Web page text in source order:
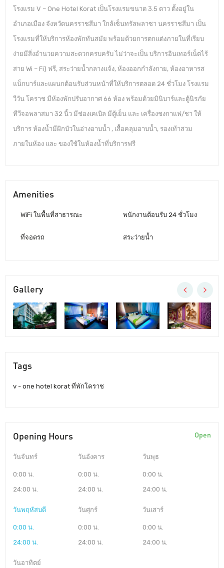
โรงแรม V – One Hotel Korat เป็นโรงแรมขนาด 3.5 ดาว ตั้งอยู่ใน
อำเภอเมือง จังหวัดนครราชสีมา ใกล้เซ็นทรัลพลาซา นครราชสีมา เป็น
โรงแรมที่ให้บริการห้องพักทันสมัย พร้อมด้วยการตกแต่งภายในที่เรียบ
ง่ายมีสิ่งอำนวยความสะดวกครบครับ ไม่ว่าจะเป็น บริการอินเทอร์เน็ตไร้
สาย Wi – Fi) ฟรี, สระว่ายน้ำกลางแจ้ง, ห้องออกกำลังกาย, ห้องอาหารส
แน็กบาร์และแผนกต้อนรับส่วนหน้าที่ให้บริการตลอด 24 ชั่วโมง โรงแรม
วีวัน โคราช มีห้องพักปรับอากาศ 66 ห้อง พร้อมด้วยมินิบาร์และตู้นิรภัย
ทีวีจอพลาสมา 32 นิ้ว มีช่องเคเบิล มีตู้เย็น และ เครื่องชงกาแฟ/ชา ให้
บริการ ห้องน้ำมีฝักบัวในอ่างอาบน้ำ , เสื้อคลุมอาบน้ำ, รองเท้าสวม
ภายในห้อง และ ของใช้ในห้องน้ำที่บริการฟรี
Amenities
WiFi ในพื้นที่สาธารณะ
ที่จอดรถ
พนักงานต้อนรับ 24 ชั่วโมง
สระว่ายน้ำ
Gallery
Tags
v - one hotel korat ที่พักโคราช
Opening Hours Open
วันจันทร์
0:00 น.
24:00 น.
วันอังคาร
0:00 น.
24:00 น.
วันพุธ
0:00 น.
24:00 น.
วันพฤหัสบดี
0:00 น.
24:00 น.
วันศุกร์
0:00 น.
24:00 น.
วันเสาร์
0:00 น.
24:00 น.
วันอาทิตย์